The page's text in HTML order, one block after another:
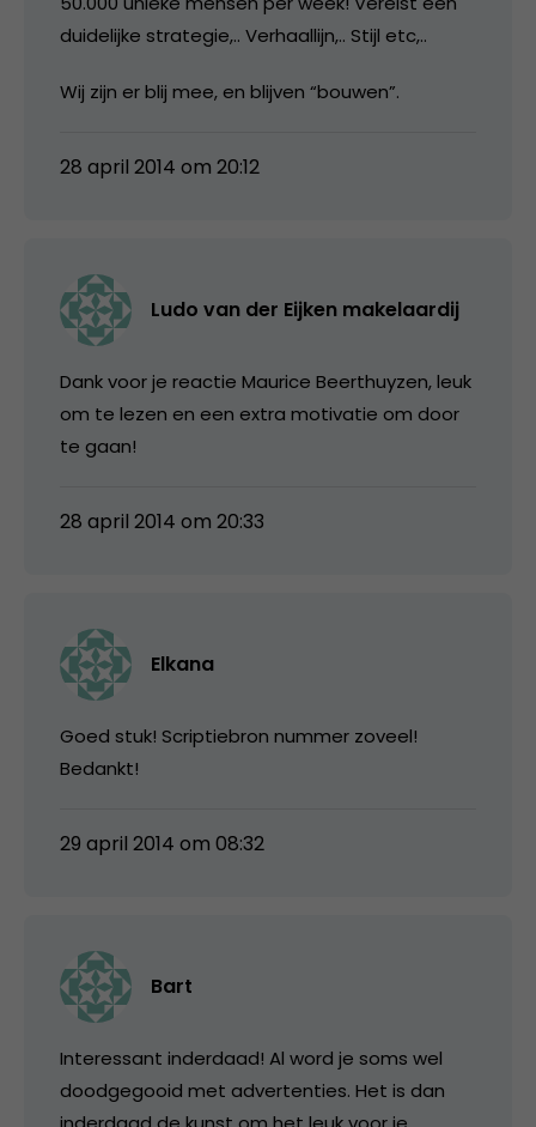
duidelijke strategie,.. Verhaallijn,.. Stijl etc,..
Wij zijn er blij mee, en blijven “bouwen”.
28 april 2014 om 20:12
Ludo van der Eijken makelaardij
Dank voor je reactie Maurice Beerthuyzen, leuk
om te lezen en een extra motivatie om door
te gaan!
28 april 2014 om 20:33
Elkana
Goed stuk! Scriptiebron nummer zoveel!
Bedankt!
29 april 2014 om 08:32
Bart
Interessant inderdaad! Al word je soms wel
doodgegooid met advertenties. Het is dan